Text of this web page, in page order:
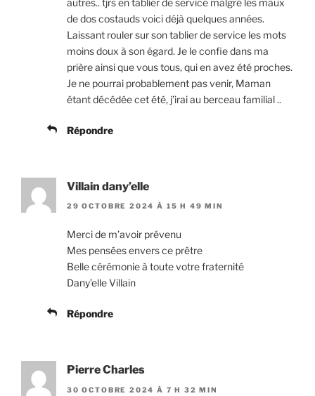
autres.. tjrs en tablier de service malgré les maux
de dos costauds voici déjà quelques années.
Laissant rouler sur son tablier de service les mots
moins doux à son égard. Je le confie dans ma
prière ainsi que vous tous, qui en avez été proches.
Je ne pourrai probablement pas venir, Maman
étant décédée cet été, j’irai au berceau familial ..
Répondre
Villain dany’elle
29 OCTOBRE 2024 À 15 H 49 MIN
Merci de m’avoir prévenu
Mes pensées envers ce prêtre
Belle cérémonie à toute votre fraternité
Dany’elle Villain
Répondre
Pierre Charles
30 OCTOBRE 2024 À 7 H 32 MIN